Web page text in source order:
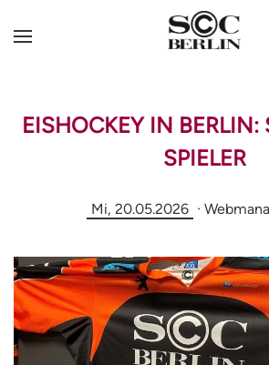
EISHOCKEY IN BERLIN:
SPIELER
Mi, 20.05.2026 ·